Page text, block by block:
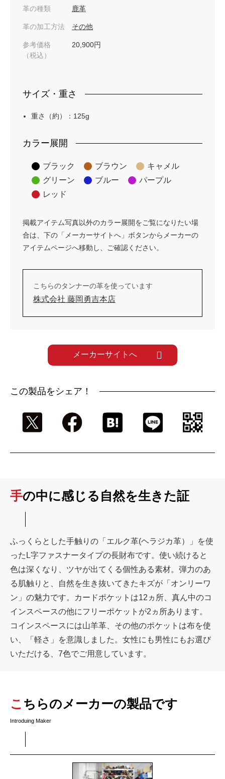
革の種類 鹿革
革の加工方法 その他
参考価格
（税込）
20,900円
サイズ・重さ
重さ（約）：125g
カラー展開
ブラック ブラウン
キャメル
グリーン
ブルー
パープル
レッド
掲載アイテム写真以外のカラー展開をご覧になりたい場
合は、下の「メーカーサイトへ」ボタンからメーカーの
アイテムページへ移動し、ご確認ください。
こちらのタンナーの革を使っています
株式会社 藤岡勇吉本店
メーカーサイトへ
この製品をシェア！
手の中に感じる自然を生きた証
ふっくらとした手触りの「エルク革(ヘラジカ革）」を使
ったL字ファスナータイプの長財布です。使い続けると
色は深くなり、ツヤが出てくる個性ある素材。弾力のあ
る肌触りと、自然を生き抜いてきたキズが「オンリーワ
ン」の魅力です。カードポケットは12ヵ所、真ん中のコ
インスペースの他にフリーポケットが2ヵ所あります。
コインスペースには山羊革、その他のポケットは布を使
い、「軽さ」を意識しました。女性にも男性にもお選び
いただける、7色でご用意しています。
こちらのメーカーの製品です
Introduing Maker